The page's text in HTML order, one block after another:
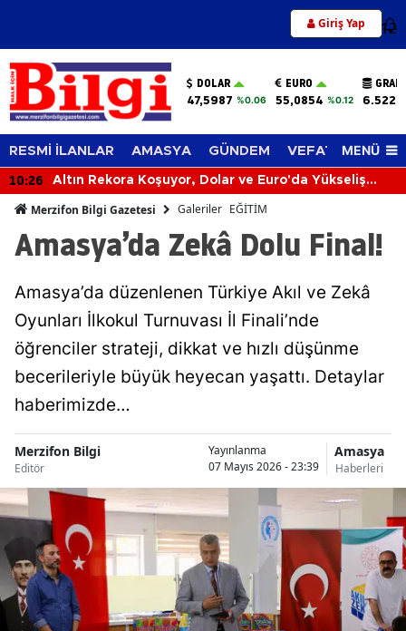
Giriş Yap 12
DOLAR
47,5987 %0.06
EURO
55,0854 %0.12
RESMİ İLANLAR AMASYA GÜNDEM VEFAT EDENLER
MENÜ
10:26
Altın Rekora Koşuyor, Dolar ve Euro'da Yükseliş
Merzifon Bilgi Gazetesi Galeriler EĞİTİM
Amasya’da Zekâ Dolu Final!
Amasya’da düzenlenen Türkiye Akıl ve Zekâ
Oyunları İlkokul Turnuvası İl Finali’nde
öğrenciler strateji, dikkat ve hızlı düşünme
becerileriyle büyük heyecan yaşattı. Detaylar
haberimizde…
Merzifon Bilgi
Editör
Yayınlanma
07 Mayıs 2026 - 23:39
Amasya
Haberleri